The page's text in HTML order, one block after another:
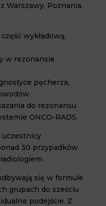
Warszawy, Poznania,
wykładową,
w rezonansie
pęcherza,
do rezonansu
ONCO-RADS.
uczestnicy
30 przypadków
się w formule
grupach do sześciu
podejście. Z